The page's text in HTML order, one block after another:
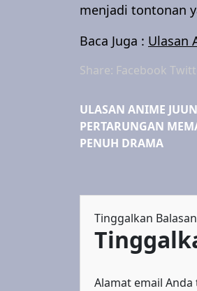
menjadi tontonan
Baca Juga : Ulasan
Share: Facebook
ULASAN ANIME
PERTARUNGAN
PENUH DRAMA
Tinggalkan Balasan
Alamat email